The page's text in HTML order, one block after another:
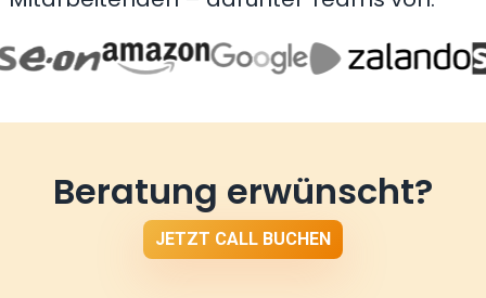
Beratung erwünscht?
JETZT CALL BUCHEN